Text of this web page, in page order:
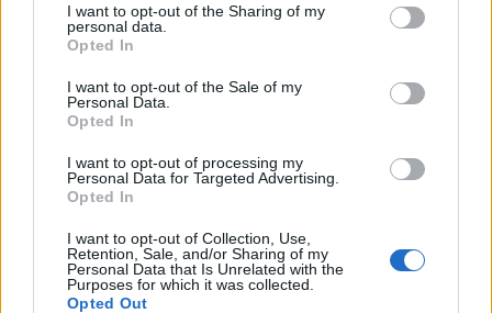
I want to opt-out of the Sharing of my
personal data.
Opted In
I want to opt-out of the Sale of my
Personal Data.
Opted In
I want to opt-out of processing my
Personal Data for Targeted Advertising.
Opted In
I want to opt-out of Collection, Use,
Retention, Sale, and/or Sharing of my
Personal Data that Is Unrelated with the
Purposes for which it was collected.
Opted Out
Stoiximan: «Πού ήσουν;» στις μεγάλες στιγμές του Ολυμπιακού
ΠΕΡΙΣΣΌΤΕΡΑ ΣΕ ΑΥΤΉ ΤΗΝ ΚΑΤΗΓΟΡΊΑ